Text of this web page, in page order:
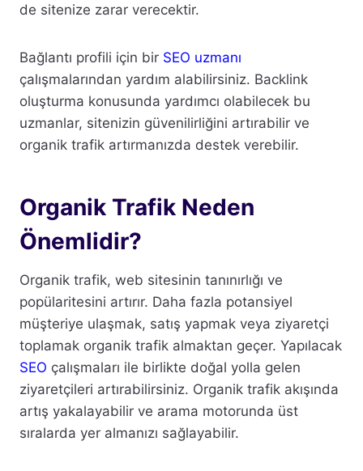
de sitenize zarar verecektir.
Bağlantı profili için bir SEO uzmanı
çalışmalarından yardım alabilirsiniz. Backlink
oluşturma konusunda yardımcı olabilecek bu
uzmanlar, sitenizin güvenilirliğini artırabilir ve
organik trafik artırmanızda destek verebilir.
Organik Trafik Neden
Önemlidir?
Organik trafik, web sitesinin tanınırlığı ve
popülaritesini artırır. Daha fazla potansiyel
müşteriye ulaşmak, satış yapmak veya ziyaretçi
toplamak organik trafik almaktan geçer. Yapılacak
SEO çalışmaları ile birlikte doğal yolla gelen
ziyaretçileri artırabilirsiniz. Organik trafik akışında
artış yakalayabilir ve arama motorunda üst
sıralarda yer almanızı sağlayabilir.